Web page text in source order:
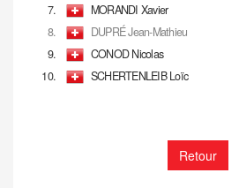
7.
MORANDI Xavier
8.
DUPRÉ Jean-Mathieu
9.
CONOD Nicolas
10.
SCHERTENLEIB Loïc
Retour